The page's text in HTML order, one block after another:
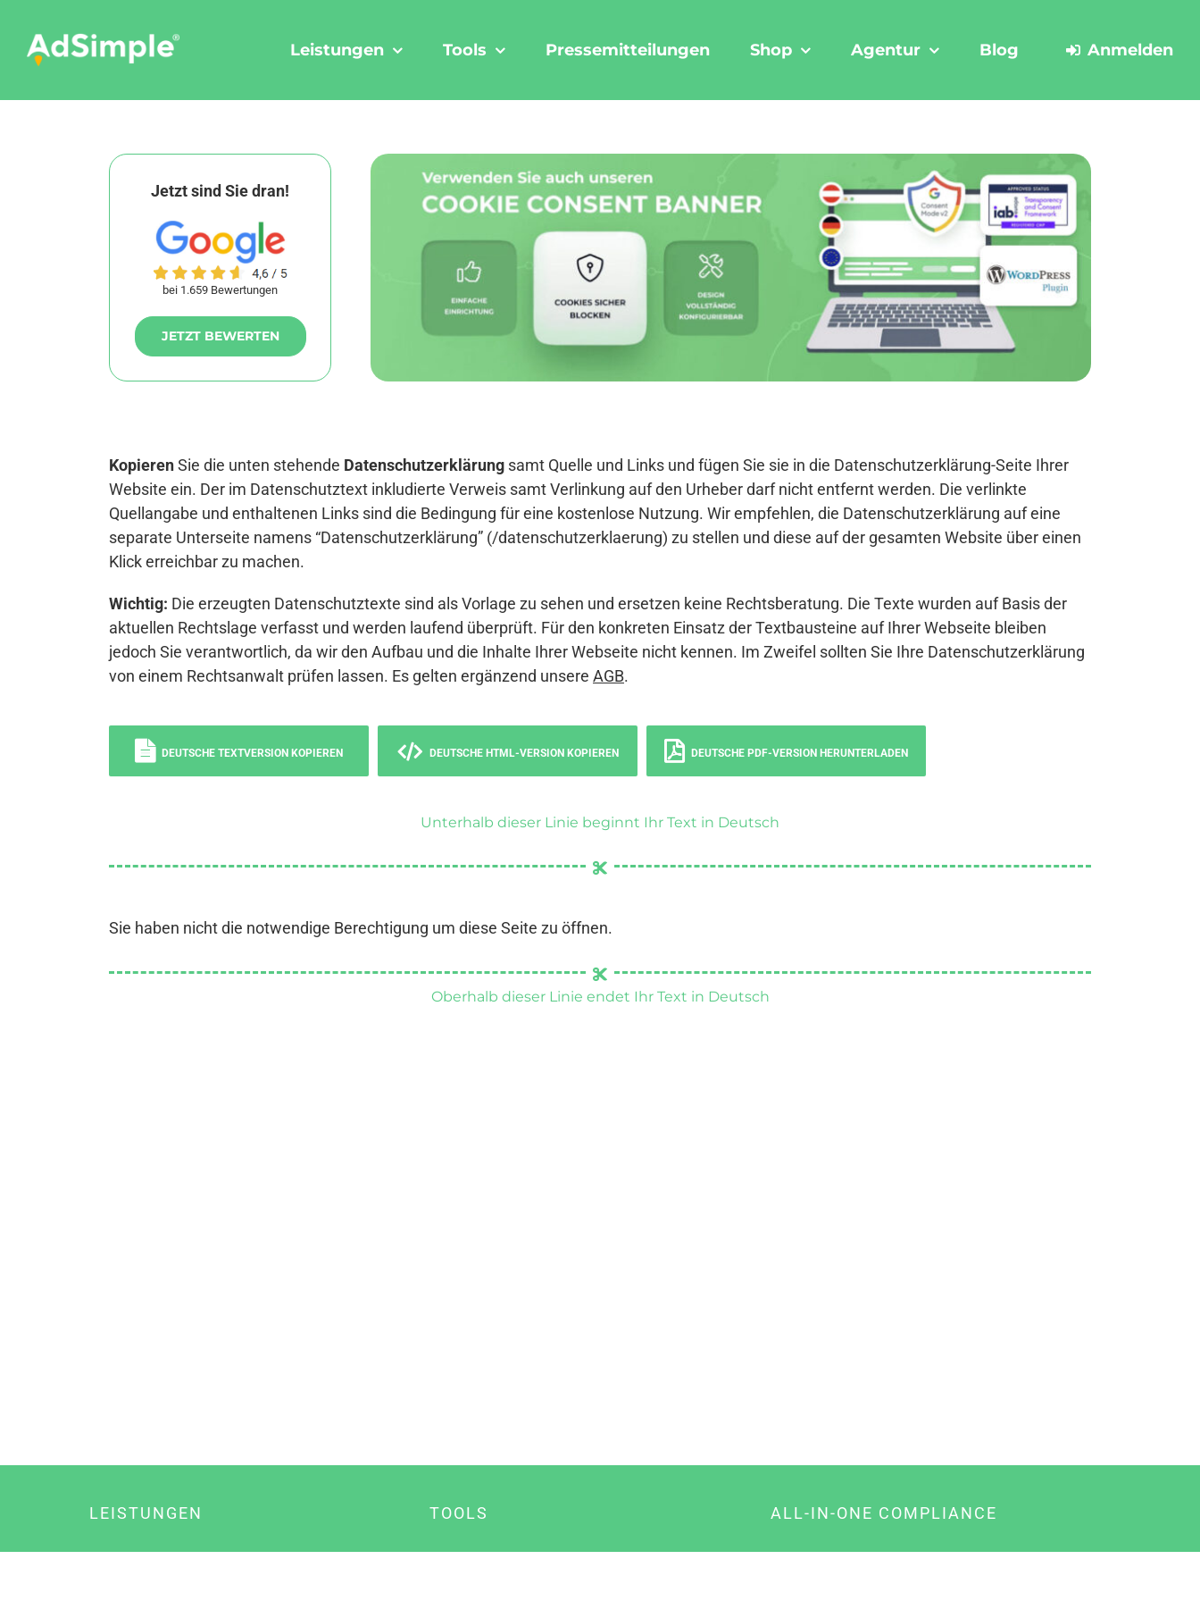
content
Leistungen Tools Pressemitteilungen Shop Agentur Blog Anmelden
Jetzt sind Sie dran!
bei 1.659 Bewertungen
JETZT BEWERTEN
KopierenSie die unten stehende Datenschutzerklärung samt Quelle und Links und fügen Sie sie in die Datenschutzerklärung-Seite Ihrer
Website ein. Der im Datenschutztext inkludierte Verweis samt Verlinkung auf den Urheber darf nicht entfernt werden. Die verlinkte
Quellangabe und enthaltenen Links sind die Bedingung für eine kostenlose Nutzung. Wir empfehlen, die Datenschutzerklärung auf eine
separate Unterseite namens “Datenschutzerklärung” (/datenschutzerklaerung) zu stellen und diese auf der gesamten Website über einen
Klick erreichbar zu machen.
Wichtig: Die erzeugten Datenschutztexte sind als Vorlage zu sehen und ersetzen keine Rechtsberatung. Die Texte wurden auf Basis der
aktuellen Rechtslage verfasst und werden laufend überprüft. Für den konkreten Einsatz der Textbausteine auf Ihrer Webseite bleiben
jedoch Sie verantwortlich, da wir den Aufbau und die Inhalte Ihrer Webseite nicht kennen. Im Zweifel sollten Sie Ihre Datenschutzerklärung
von einem Rechtsanwalt prüfen lassen. Es gelten ergänzend unsere AGB.
DEUTSCHE TEXTVERSION KOPIEREN DEUTSCHE HTML-VERSION KOPIEREN DEUTSCHE PDF-VERSION HERUNTERLADEN
Unterhalb dieser Linie beginnt Ihr Text in Deutsch
Sie haben nicht die notwendige Berechtigung um diese Seite zu öffnen.
Oberhalb dieser Linie endet Ihr Text in Deutsch
LEISTUNGEN TOOLS ALL-IN-ONE COMPLIANCE